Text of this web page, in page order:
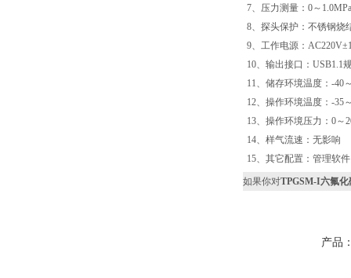
7、压力测量：0～1.0MPa
8、探头保护：不锈钢烧
9、工作电源：
10、输出接口：USB1.1
11、储存环境温度：-40
12、操作环境温度：-35
13、操作环境压力：0～
14、样气流速：无影响
15、其它配置：管理软
如果你对TPGSM-I六氟
产品